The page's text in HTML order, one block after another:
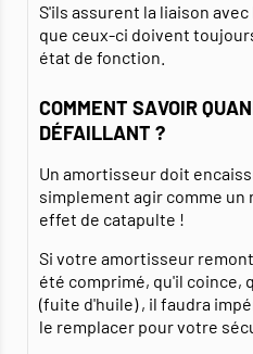
S'ils assurent la liaison
que ceux-ci doivent
état de fonction.
COMMENT SAVOIR
DÉFAILLANT ?
Un amortisseur doit
simplement agir comme
effet de catapulte !
Si votre amortisseur
été comprimé, qu'il coince,
(fuite d'huile) , il faudra
le remplacer pour votre